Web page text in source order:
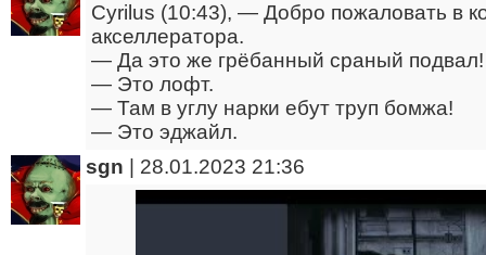
Cyrilus (10:43), — Добро пожаловать в
акселлератора.
— Да это же грёбанный сраный подвал!
— Это лофт.
— Там в углу нарки ебут труп бомжа!
— Это эджайл.
sgn
28.01.2023 21:36